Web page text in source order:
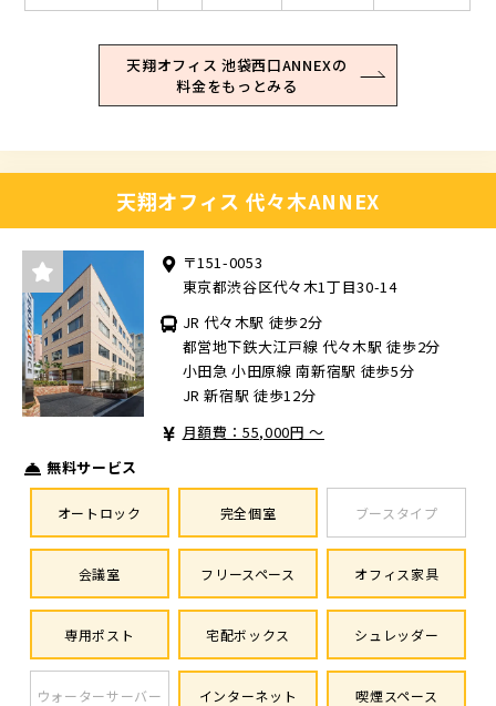
天翔オフィス 池袋西口ANNEXの
料金をもっとみる
天翔オフィス 代々木ANNEX
〒151-0053
東京都渋谷区代々木1丁目30-14
JR 代々木駅 徒歩2分
都営地下鉄大江戸線 代々木駅 徒歩2分
小田急 小田原線 南新宿駅 徒歩5分
JR 新宿駅 徒歩12分
月額費：55,000円 ～
無料サービス
オートロック 完全個室 ブースタイプ
会議室 フリースペース オフィス家具
専用ポスト 宅配ボックス シュレッダー
ウォーターサーバー インターネット 喫煙スペース